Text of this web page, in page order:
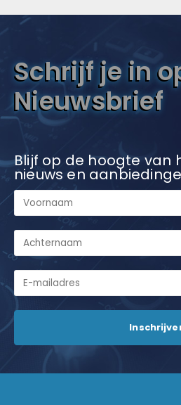
Schrijf je in
Nieuwsbrief
Blijf op de hoogte van
nieuws en